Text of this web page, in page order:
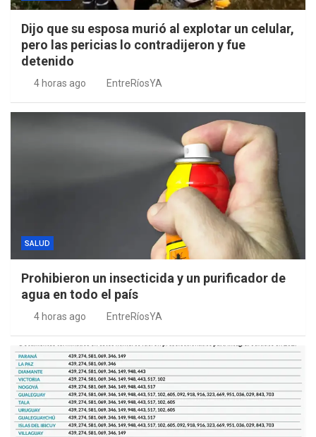
Dijo que su esposa murió al explotar un celular,
pero las pericias lo contradijeron y fue
detenido
4 horas ago EntreRíosYA
SALUD
Prohibieron un insecticida y un purificador de
agua en todo el país
4 horas ago EntreRíosYA